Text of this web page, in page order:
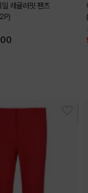
레귤러핏 팬츠